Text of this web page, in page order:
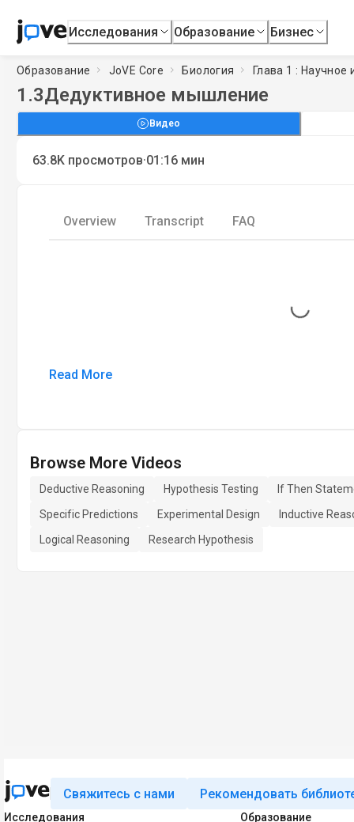
Исследования Образование Бизнес
Образование JoVE Core Биология Глава 1 : Научное
1.3Дедуктивное мышление
Видео
63.8K просмотров·01:16 мин
Overview Transcript FAQ
Loading...
Read More
Browse More Videos
Deductive Reasoning Hypothesis Testing
If Then
Specific Predictions
Experimental Design
Inductive
Logical Reasoning
Research Hypothesis
Свяжитесь с нами Рекомендовать
Исследования
Образование